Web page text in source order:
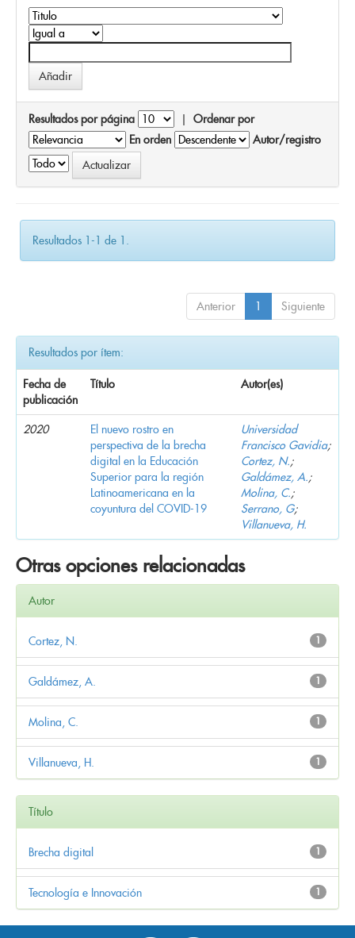
Resultados por página | Ordenar por
En orden
Autor/registro
Resultados 1-1 de 1.
Anterior 1 Siguiente
Resultados por ítem:
Fecha de
publicación
Título Autor(es)
2020
El nuevo rostro en
perspectiva de la brecha
digital en la Educación
Superior para la región
Latinoamericana en la
coyuntura del COVID-19
Universidad
Francisco Gavidia;
Cortez, N.;
Galdámez, A.;
Molina, C.;
Serrano, G;
Villanueva, H.
Otras opciones relacionadas
Autor
1
Cortez, N.
1
Galdámez, A.
1
Molina, C.
1
Villanueva, H.
Título
1
Brecha digital
1
Tecnología e Innovación